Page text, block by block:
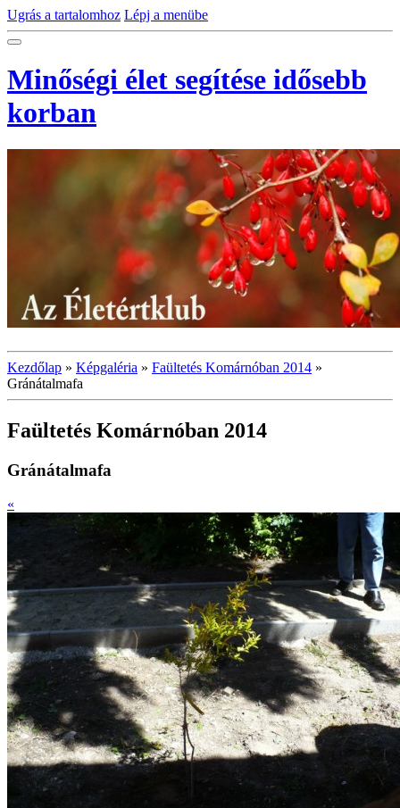
Ugrás a tartalomhoz Lépj a menübe
Minőségi élet segítése idősebb
korban
Kezdőlap » Képgaléria » Faültetés Komárnóban 2014 »
Gránátalmafa
Faültetés Komárnóban 2014
Gránátalmafa
«